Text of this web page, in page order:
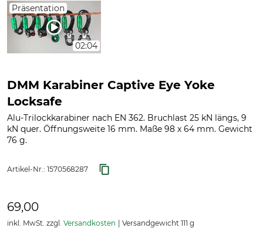
Präsentation
02:04
DMM Karabiner Captive Eye Yoke
Locksafe
Alu-Trilockkarabiner nach EN 362. Bruchlast 25 kN längs, 9
kN quer. Öffnungsweite 16 mm. Maße 98 x 64 mm. Gewicht
76 g.
Artikel-Nr.: 1570568287
69,00
inkl. MwSt. zzgl. Versandkosten Versandgewicht 111 g